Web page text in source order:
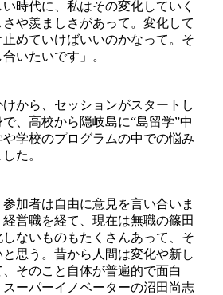
い時代に、私はその変化していく
や羨ましさがあって。変化して
めていけばいいのかなって。そ
いたいです」。
から、セッションがスタートし
、高校から隠岐島に“島留学”中
学校のプログラムの中での悩み
た。
加者は自由に意見を言い合いま
営職を経て、現在は無職の篠田
ないものもたくさんあって、そ
思う。昔から人間は変化や新し
そのこと自体が普遍的で面白
ーパーイノベーターの沼田尚志